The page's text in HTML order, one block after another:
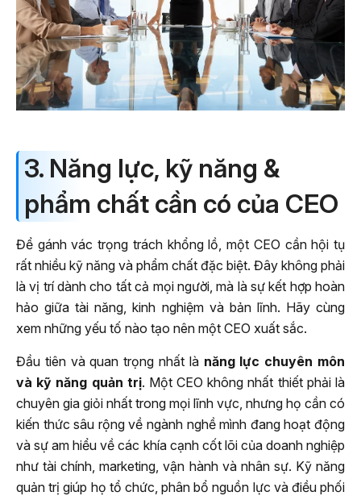
3. Năng lực, kỹ năng &
phẩm chất cần có của CEO
Để gánh vác trọng trách khổng lồ, một CEO cần hội tụ
rất nhiều kỹ năng và phẩm chất đặc biệt. Đây không phải
là vị trí dành cho tất cả mọi người, mà là sự kết hợp hoàn
hảo giữa tài năng, kinh nghiệm và bản lĩnh. Hãy cùng
xem những yếu tố nào tạo nên một CEO xuất sắc.
Đầu tiên và quan trọng nhất là năng lực chuyên môn
và kỹ năng quản trị. Một CEO không nhất thiết phải là
chuyên gia giỏi nhất trong mọi lĩnh vực, nhưng họ cần có
kiến thức sâu rộng về ngành nghề mình đang hoạt động
và sự am hiểu về các khía cạnh cốt lõi của doanh nghiệp
như tài chính, marketing, vận hành và nhân sự. Kỹ năng
quản trị giúp họ tổ chức, phân bổ nguồn lực và điều phối